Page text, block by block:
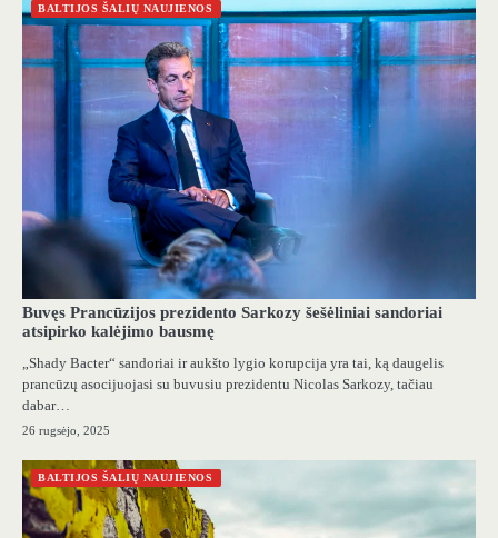
BALTIJOS ŠALIŲ NAUJIENOS
Buvęs Prancūzijos prezidento Sarkozy šešėliniai sandoriai
atsipirko kalėjimo bausmę
„Shady Bacter“ sandoriai ir aukšto lygio korupcija yra tai, ką daugelis
prancūzų asocijuojasi su buvusiu prezidentu Nicolas Sarkozy, tačiau
dabar…
26 rugsėjo, 2025
BALTIJOS ŠALIŲ NAUJIENOS